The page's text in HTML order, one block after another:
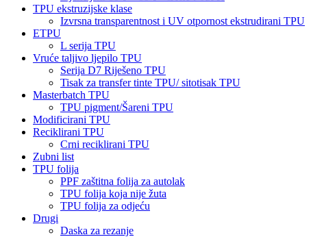
TPU ekstruzijske klase
Izvrsna transparentnost i UV otpornost ekstrudirani TPU
ETPU
L serija TPU
Vruće taljivo ljepilo TPU
Serija D7 Riješeno TPU
Tisak za transfer tinte TPU/ sitotisak TPU
Masterbatch TPU
TPU pigment/Šareni TPU
Modificirani TPU
Reciklirani TPU
Crni reciklirani TPU
Zubni list
TPU folija
PPF zaštitna folija za autolak
TPU folija koja nije žuta
TPU folija za odjeću
Drugi
Daska za rezanje